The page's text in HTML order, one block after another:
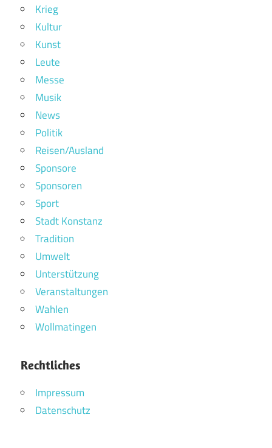
Krieg
Kultur
Kunst
Leute
Messe
Musik
News
Politik
Reisen/Ausland
Sponsore
Sponsoren
Sport
Stadt Konstanz
Tradition
Umwelt
Unterstützung
Veranstaltungen
Wahlen
Wollmatingen
Rechtliches
Impressum
Datenschutz